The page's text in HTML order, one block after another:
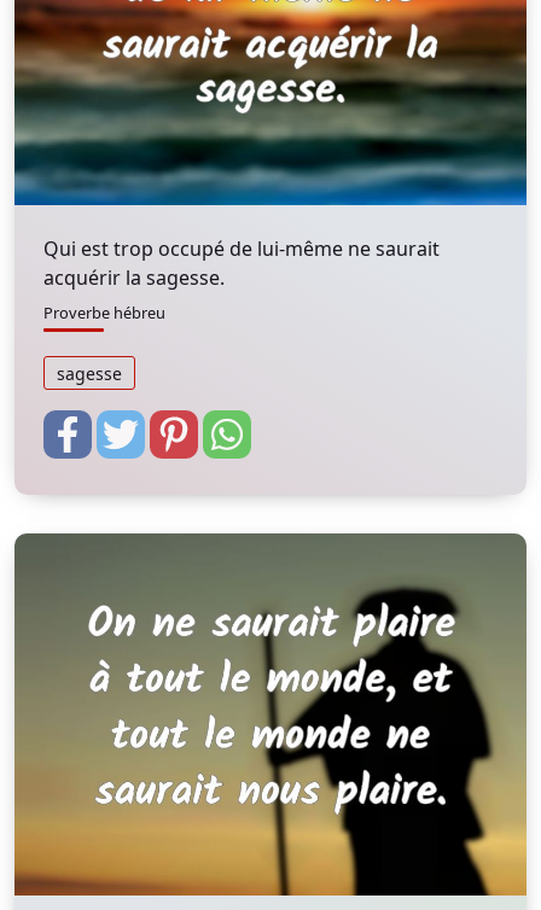
Qui est trop occupé de lui-même ne saurait
acquérir la sagesse.
Proverbe hébreu
sagesse